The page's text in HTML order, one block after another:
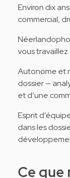
Environ dix
commercial,
vous
Autonome et
dossier —
et d’une
Esprit
dans les
Ce